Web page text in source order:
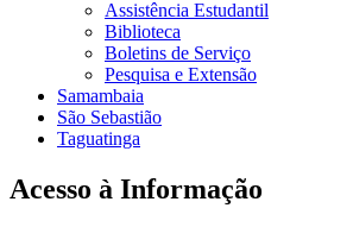
Assistência Estudantil
Biblioteca
Boletins de Serviço
Pesquisa e Extensão
Samambaia
São Sebastião
Taguatinga
Acesso à Informação